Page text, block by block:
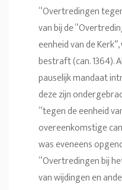
“Overtredingen
van bij de
eenheid van de
bestraft (can. 1364).
pauselijk mandaat
deze zijn
“tegen de eenheid
overeenkomstige
was eveneens
“Overtredingen bij
van wijdingen en